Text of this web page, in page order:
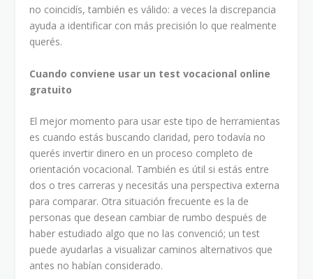
no coincidís, también es válido: a veces la discrepancia
ayuda a identificar con más precisión lo que realmente
querés.
Cuando conviene usar un test vocacional online
gratuito
El mejor momento para usar este tipo de herramientas
es cuando estás buscando claridad, pero todavía no
querés invertir dinero en un proceso completo de
orientación vocacional. También es útil si estás entre
dos o tres carreras y necesitás una perspectiva externa
para comparar. Otra situación frecuente es la de
personas que desean cambiar de rumbo después de
haber estudiado algo que no las convenció; un test
puede ayudarlas a visualizar caminos alternativos que
antes no habían considerado.